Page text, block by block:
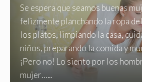
Se espera que seamos buenas
felizmente planchando la ropa
los platos, limpiando la casa,
niños, preparando la comida y
¡Pero no! Lo siento por los
mujer…...